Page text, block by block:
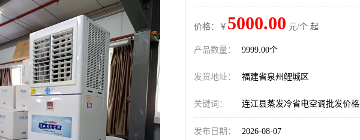
价格：￥ 5000.00 元/个 起
产品数量： 9999.00个
发货地址： 福建省泉州鲤城区
关键词： 连江县蒸发冷省电空调批发价格
发布日期： 2026-08-07